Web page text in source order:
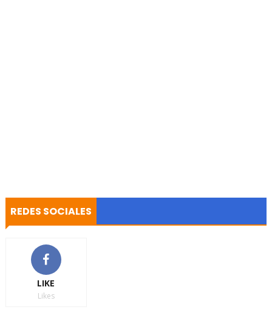
REDES SOCIALES
LIKE
Likes